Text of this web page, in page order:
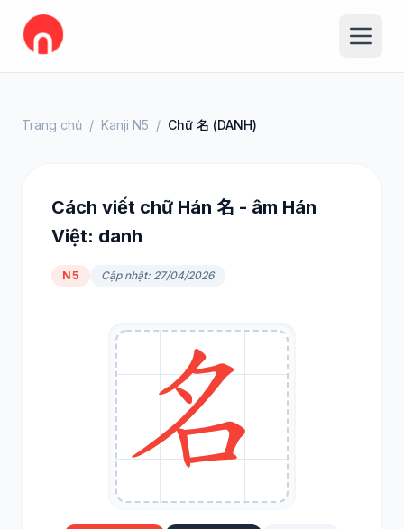
Trang chủ / Kanji N5 / Chữ 名 (DANH)
Cách viết chữ Hán 名 - âm Hán
Việt: danh
N5 Cập nhật: 27/04/2026